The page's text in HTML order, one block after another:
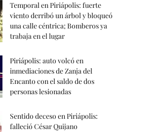
Temporal en Piriápolis: fuerte
viento derribó un árbol y bloqueó
una calle céntrica; Bomberos ya
trabaja en el lugar
Piriápolis: auto volcó en
inmediaciones de Zanja del
Encanto con el saldo de dos
personas lesionadas
Sentido deceso en Piriápolis:
falleció César Quijano